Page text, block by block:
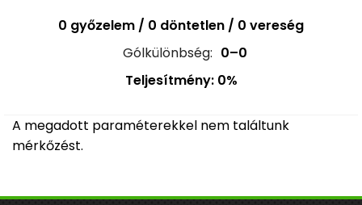
0 győzelem / 0 döntetlen / 0 vereség
Gólkülönbség: 0–0
Teljesítmény: 0%
A megadott paraméterekkel nem találtunk
mérkőzést.